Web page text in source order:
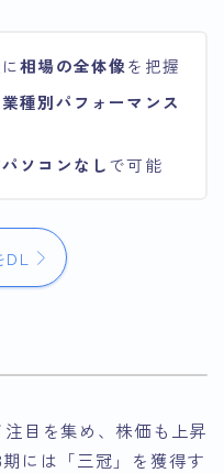
相場の全体像を把握
業種別パフォーマンス
パソコンなしで可能
目を集め、株価も上昇
には「三冠」を獲得す